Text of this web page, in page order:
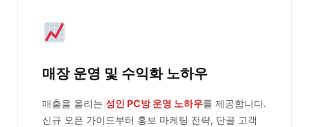
매장 운영 및 수익화 노하우
매출을 올리는 성인 PC방 운영 노하우를 제공합니다.
신규 오픈 가이드부터 홍보 마케팅 전략, 단골 고객